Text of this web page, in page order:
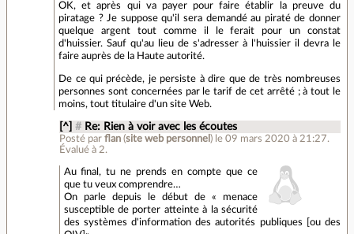
OK, et après qui va payer pour faire établir la preuve du
piratage ? Je suppose qu'il sera demandé au piraté de donner
quelque argent tout comme il le ferait pour un constat
d'huissier. Sauf qu'au lieu de s'adresser à l'huissier il devra le
faire auprès de la Haute autorité.
De ce qui précède, je persiste à dire que de très nombreuses
personnes sont concernées par le tarif de cet arrêté ; à tout le
moins, tout titulaire d'un site Web.
[^] # Re: Rien à voir avec les écoutes
Posté par flan(site web personnel ) le 09 mars 2020 à 21:27.
Évalué à 2.
Au final, tu ne prends en compte que ce
que tu veux comprendre…
On parle depuis le début de « menace
susceptible de porter atteinte à la sécurité
des systèmes d'information des autorités publiques [ou des